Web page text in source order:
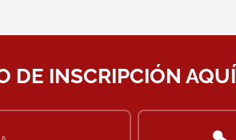
DE INSCRIPCIÓN AQUÍ